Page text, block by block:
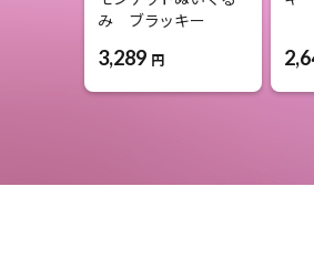
み ブラッキー
3,289 円